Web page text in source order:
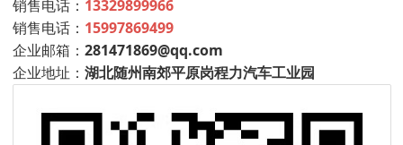
销售电话： 13329899966
销售电话： 15997869499
企业邮箱： 281471869@qq.com
企业地址： 湖北随州南郊平原岗程力汽车工业园